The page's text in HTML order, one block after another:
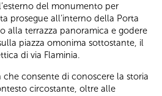
del monumento per
prosegue all’interno della Porta
alla terrazza panoramica e godere
piazza omonima sottostante, il
di via Flaminia.
che consente di conoscere la storia
circostante, oltre alle